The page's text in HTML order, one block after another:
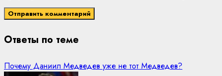
Ответы по теме
Почему Даниил Медведев уже не тот Медведев?